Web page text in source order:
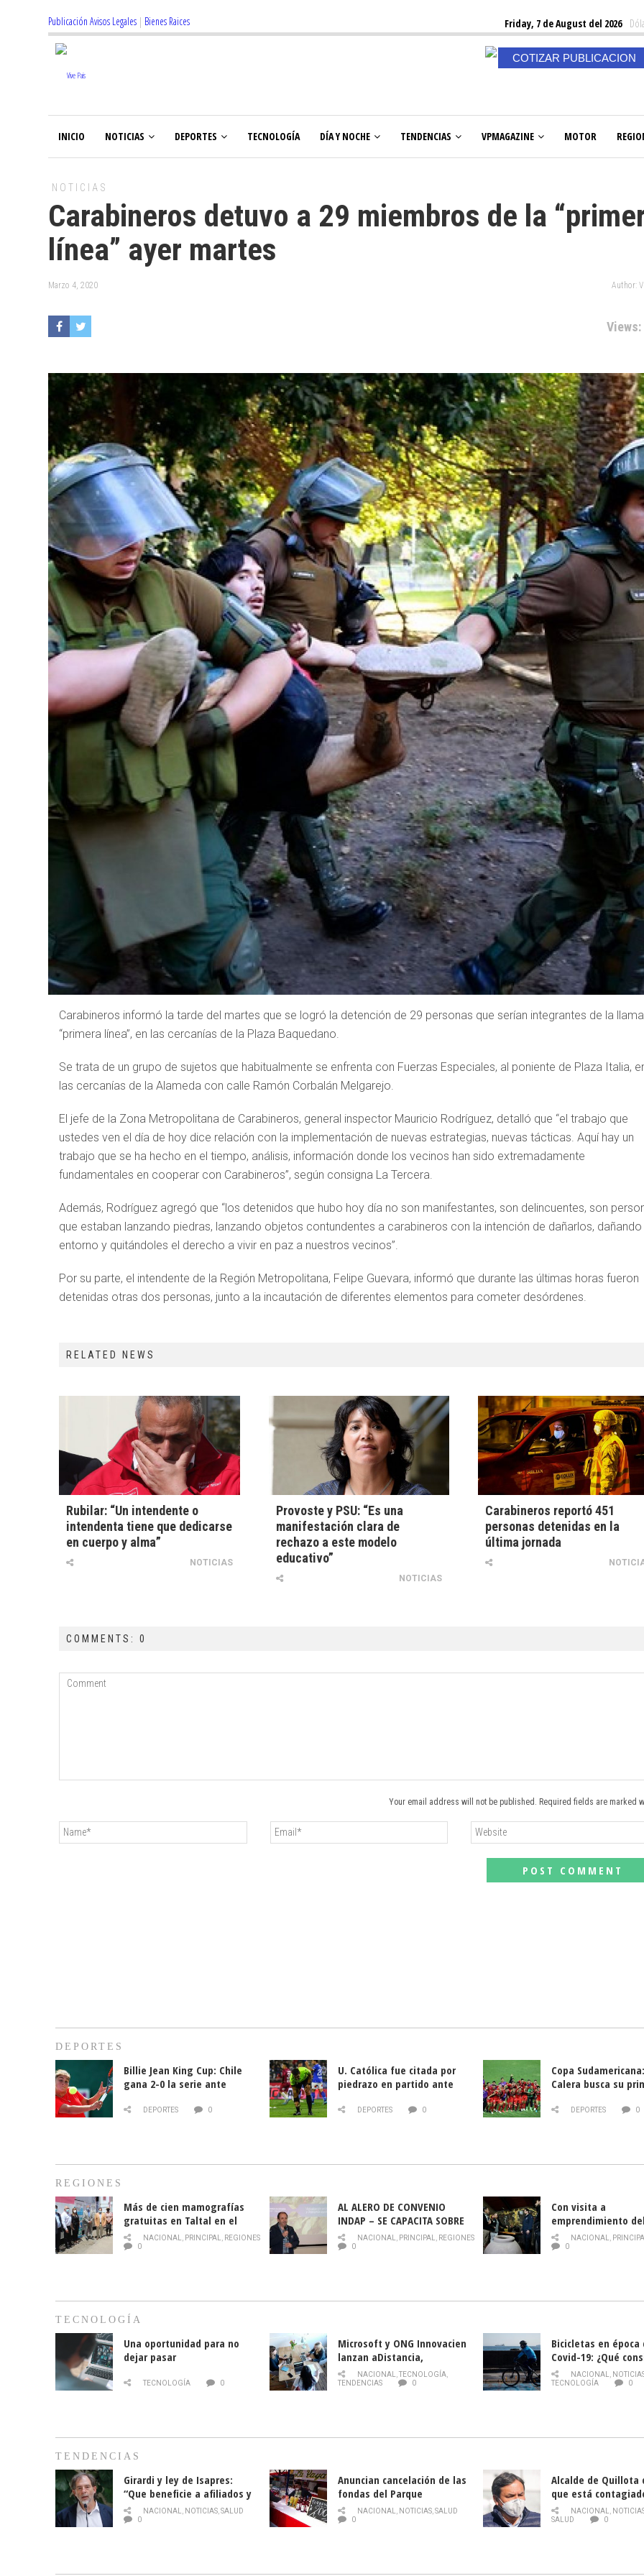
Publicación Avisos Legales | Bienes Raices Friday, 7 de August del 2026
COTIZAR PUBLICACION
INICIO NOTICIAS DEPORTES TECNOLOGÍA DÍA Y NOCHE TENDENCIAS VPMAGAZINE MOTOR
NOTICIAS
Carabineros detuvo a 29 miembros de la
línea” ayer martes
Marzo 4, 2020 Author:
Views:
Carabineros informó la tarde del martes que se logró la detención de 29 personas que serían integrantes de la
“primera línea”, en las cercanías de la Plaza Baquedano.
Se trata de un grupo de sujetos que habitualmente se enfrenta con Fuerzas Especiales, al poniente de Plaza Italia,
las cercanías de la Alameda con calle Ramón Corbalán Melgarejo.
El jefe de la Zona Metropolitana de Carabineros, general inspector Mauricio Rodríguez, detalló que “el trabajo que
ustedes ven el día de hoy dice relación con la implementación de nuevas estrategias, nuevas tácticas. Aquí hay un
trabajo que se ha hecho en el tiempo, análisis, información donde los vecinos han sido extremadamente
fundamentales en cooperar con Carabineros”, según consigna La Tercera.
Además, Rodríguez agregó que “los detenidos que hubo hoy día no son manifestantes, son delincuentes, son
que estaban lanzando piedras, lanzando objetos contundentes a carabineros con la intención de dañarlos, dañando
entorno y quitándoles el derecho a vivir en paz a nuestros vecinos”.
Por su parte, el intendente de la Región Metropolitana, Felipe Guevara, informó que durante las últimas horas fueron
detenidas otras dos personas, junto a la incautación de diferentes elementos para cometer desórdenes.
RELATED NEWS
Rubilar: “Un intendente o
intendenta tiene que dedicarse
en cuerpo y alma”
NOTICIAS
Provoste y PSU: “Es una
manifestación clara de
rechazo a este modelo
educativo”
NOTICIAS
Carabineros reportó 451
personas detenidas en la
última jornada
COMMENTS: 0
Your email address will not be published. Required fields are marked
DEPORTES
Billie Jean King Cup: Chile
gana 2-0 la serie ante
DEPORTES 0
U. Católica fue citada por
piedrazo en partido ante
DEPORTES 0
Copa
Calera busca su
DEPORTES 0
REGIONES
Más de cien mamografías
gratuitas en Taltal en el
mes de la prevención del
cáncer de mama
NACIONAL, PRINCIPAL, REGIONES
0
AL ALERO DE CONVENIO
INDAP – SE CAPACITA SOBRE
PLAGA DROSOPHILA SUZUKII
NACIONAL, PRINCIPAL, REGIONES
0
Con visita a
emprendimiento
y llamado al
historia campesina
NACIONAL,
0
TECNOLOGÍA
Una oportunidad para no
dejar pasar
TECNOLOGÍA 0
Microsoft y ONG Innovacien
lanzan aDistancia,
plataforma con cursos
gratuitos online sobre
NACIONAL,TECNOLOGÍA,
TENDENCIAS
0
Bicicletas en época
Covid-19: ¿Qué
momento de
NACIONAL,
TECNOLOGÍA
0
TENDENCIAS
Girardi y ley de Isapres:
“Que beneficie a afiliados y
no legalice el abuso”
NACIONAL, NOTICIAS,SALUD
0
Anuncian cancelación de las
fondas del Parque
O’Higgins debido al
coronavirus
NACIONAL, NOTICIAS,SALUD
0
Alcalde de Quillota
que está
COVID-19
NACIONAL,
SALUD
0